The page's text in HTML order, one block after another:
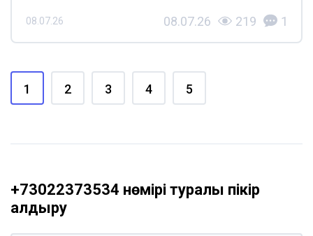
08.07.26 08.07.26 219 1
1 2 3 4 5
+73022373534 нөмірі туралы пікір
қалдыру